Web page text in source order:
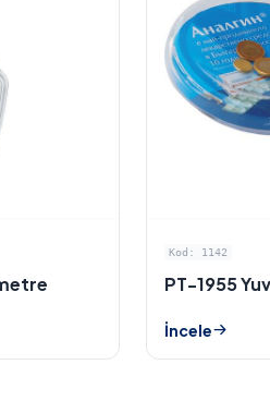
Kod: 1142
PT-1955
İncele